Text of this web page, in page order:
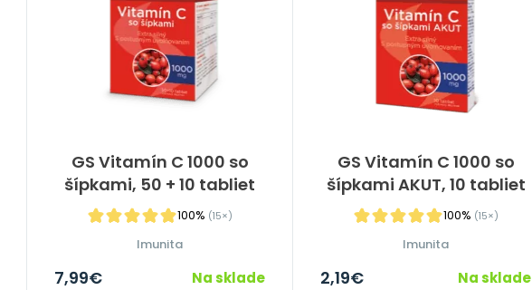
GS Vitamín C 1000 so
šípkami, 50 + 10 tabliet
100% (15×)
Imunita
7,99€ Na sklade
GS Vitamín C 1000 so
šípkami AKUT, 10 tabliet
100% (15×)
Imunita
2,19€ Na sklade